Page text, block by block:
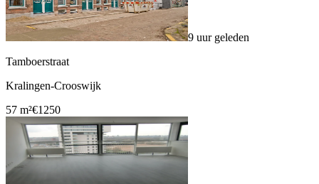
9 uur geleden
Tamboerstraat
Kralingen-Crooswijk
57 m²€1250